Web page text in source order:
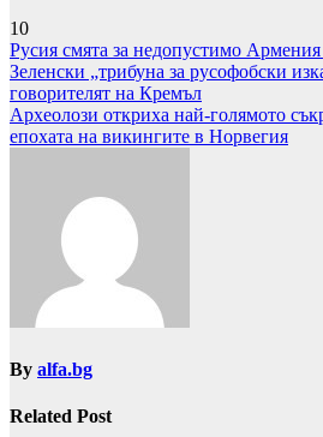
10
Навигация
Русия смята за недопустимо Армения
Зеленски „трибуна за русофобски
говорителят на Кремъл
Археолози откриха най-голямото
епохата на викингите в Норвегия
By alfa.bg
Related Post